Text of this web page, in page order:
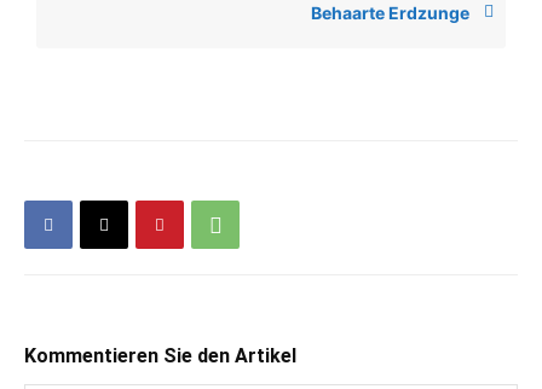
Behaarte Erdzunge
Kommentieren Sie den Artikel